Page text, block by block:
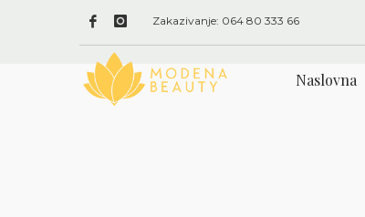
Zakazivanje: 064 80 333 66
Naslovna